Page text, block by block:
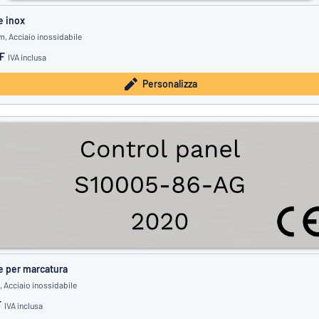
inox
Acciaio inossidabile
IVA inclusa
Personalizza
per marcatura
Acciaio inossidabile
IVA inclusa